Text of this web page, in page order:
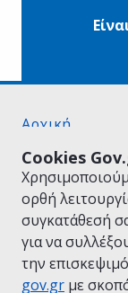
Cookies
ορθή
συγκατάθεσή
για να
την
gov.gr με
Αρχική
Όροι Χρήσης
Πολιτική
Δήλωση
Πολιτική
Προτάσεις για
Υλοποίηση από